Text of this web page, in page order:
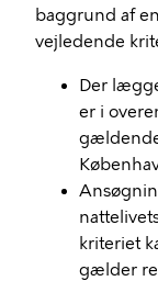
baggrund af
vejledende
Der
er i
kriteriet
gælder